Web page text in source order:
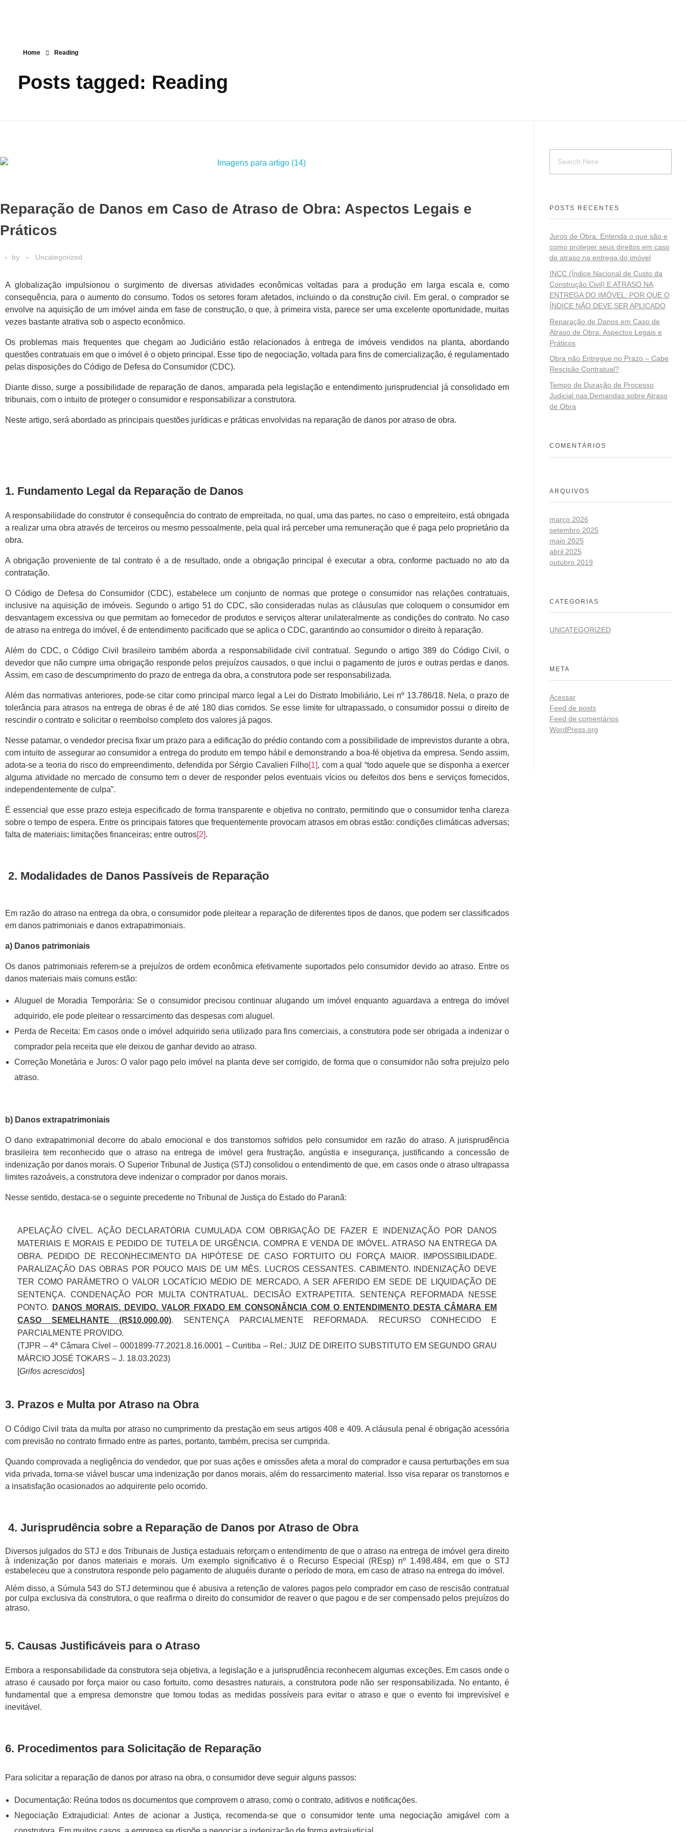
Home Reading
Posts tagged: Reading
Reparação de Danos em Caso de Atraso de Obra: Aspectos Legais e
Práticos
by Uncategorized
A globalização impulsionou o surgimento de diversas atividades econômicas voltadas para a produção em larga escala e, como
consequência, para o aumento do consumo. Todos os setores foram afetados, incluindo o da construção civil. Em geral, o comprador se
envolve na aquisição de um imóvel ainda em fase de construção, o que, à primeira vista, parece ser uma excelente oportunidade, muitas
vezes bastante atrativa sob o aspecto econômico.
Os problemas mais frequentes que chegam ao Judiciário estão relacionados à entrega de imóveis vendidos na planta, abordando
questões contratuais em que o imóvel é o objeto principal. Esse tipo de negociação, voltada para fins de comercialização, é regulamentado
pelas disposições do Código de Defesa do Consumidor (CDC).
Diante disso, surge a possibilidade de reparação de danos, amparada pela legislação e entendimento jurisprudencial já consolidado em
tribunais, com o intuito de proteger o consumidor e responsabilizar a construtora.
Neste artigo, será abordado as principais questões jurídicas e práticas envolvidas na reparação de danos por atraso de obra.
1. Fundamento Legal da Reparação de Danos
A responsabilidade do construtor é consequência do contrato de empreitada, no qual, uma das partes, no caso o empreiteiro, está obrigada
a realizar uma obra através de terceiros ou mesmo pessoalmente, pela qual irá perceber uma remuneração que é paga pelo proprietário da
obra.
A obrigação proveniente de tal contrato é a de resultado, onde a obrigação principal é executar a obra, conforme pactuado no ato da
contratação.
O Código de Defesa do Consumidor (CDC), estabelece um conjunto de normas que protege o consumidor nas relações contratuais,
inclusive na aquisição de imóveis. Segundo o artigo 51 do CDC, são consideradas nulas as cláusulas que coloquem o consumidor em
desvantagem excessiva ou que permitam ao fornecedor de produtos e serviços alterar unilateralmente as condições do contrato. No caso
de atraso na entrega do imóvel, é de entendimento pacificado que se aplica o CDC, garantindo ao consumidor o direito à reparação.
Além do CDC, o Código Civil brasileiro também aborda a responsabilidade civil contratual. Segundo o artigo 389 do Código Civil, o
devedor que não cumpre uma obrigação responde pelos prejuízos causados, o que inclui o pagamento de juros e outras perdas e danos.
Assim, em caso de descumprimento do prazo de entrega da obra, a construtora pode ser responsabilizada.
Além das normativas anteriores, pode-se citar como principal marco legal a Lei do Distrato Imobiliário, Lei nº 13.786/18. Nela, o prazo de
tolerância para atrasos na entrega de obras é de até 180 dias corridos. Se esse limite for ultrapassado, o consumidor possui o direito de
rescindir o contrato e solicitar o reembolso completo dos valores já pagos.
Nesse patamar, o vendedor precisa fixar um prazo para a edificação do prédio contando com a possibilidade de imprevistos durante a obra,
com intuito de assegurar ao consumidor a entrega do produto em tempo hábil e demonstrando a boa-fé objetiva da empresa. Sendo assim,
adota-se a teoria do risco do empreendimento, defendida por Sérgio Cavalieri Filho[1], com a qual “todo aquele que se disponha a exercer
alguma atividade no mercado de consumo tem o dever de responder pelos eventuais vícios ou defeitos dos bens e serviços fornecidos,
independentemente de culpa”.
É essencial que esse prazo esteja especificado de forma transparente e objetiva no contrato, permitindo que o consumidor tenha clareza
sobre o tempo de espera. Entre os principais fatores que frequentemente provocam atrasos em obras estão: condições climáticas adversas;
falta de materiais; limitações financeiras; entre outros[2].
2. Modalidades de Danos Passíveis de Reparação
Em razão do atraso na entrega da obra, o consumidor pode pleitear a reparação de diferentes tipos de danos, que podem ser classificados
em danos patrimoniais e danos extrapatrimoniais.
a) Danos patrimoniais
Os danos patrimoniais referem-se a prejuízos de ordem econômica efetivamente suportados pelo consumidor devido ao atraso. Entre os
danos materiais mais comuns estão:
Aluguel de Moradia Temporária: Se o consumidor precisou continuar alugando um imóvel enquanto aguardava a entrega do imóvel
adquirido, ele pode pleitear o ressarcimento das despesas com aluguel.
Perda de Receita: Em casos onde o imóvel adquirido seria utilizado para fins comerciais, a construtora pode ser obrigada a indenizar o
comprador pela receita que ele deixou de ganhar devido ao atraso.
Correção Monetária e Juros: O valor pago pelo imóvel na planta deve ser corrigido, de forma que o consumidor não sofra prejuízo pelo
atraso.
b) Danos extrapatrimoniais
O dano extrapatrimonial decorre do abalo emocional e dos transtornos sofridos pelo consumidor em razão do atraso. A jurisprudência
brasileira tem reconhecido que o atraso na entrega de imóvel gera frustração, angústia e insegurança, justificando a concessão de
indenização por danos morais. O Superior Tribunal de Justiça (STJ) consolidou o entendimento de que, em casos onde o atraso ultrapassa
limites razoáveis, a construtora deve indenizar o comprador por danos morais.
Nesse sentido, destaca-se o seguinte precedente no Tribunal de Justiça do Estado do Paranã:
APELAÇÃO CÍVEL. AÇÃO DECLARATÓRIA CUMULADA COM OBRIGAÇÃO DE FAZER E INDENIZAÇÃO POR DANOS
MATERIAIS E MORAIS E PEDIDO DE TUTELA DE URGÊNCIA. COMPRA E VENDA DE IMÓVEL. ATRASO NA ENTREGA DA
OBRA. PEDIDO DE RECONHECIMENTO DA HIPÓTESE DE CASO FORTUITO OU FORÇA MAIOR. IMPOSSIBILIDADE.
PARALIZAÇÃO DAS OBRAS POR POUCO MAIS DE UM MÊS. LUCROS CESSANTES. CABIMENTO. INDENIZAÇÃO DEVE
TER COMO PARÂMETRO O VALOR LOCATÍCIO MÉDIO DE MERCADO, A SER AFERIDO EM SEDE DE LIQUIDAÇÃO DE
SENTENÇA. CONDENAÇÃO POR MULTA CONTRATUAL. DECISÃO EXTRAPETITA. SENTENÇA REFORMADA NESSE
PONTO.
DANOS MORAIS. DEVIDO. VALOR FIXADO EM CONSONÂNCIA COM O ENTENDIMENTO DESTA CÂMARA EM
CASO SEMELHANTE (R$10.000,00). SENTENÇA PARCIALMENTE REFORMADA. RECURSO CONHECIDO E
PARCIALMENTE PROVIDO.
(TJPR – 4ª Câmara Cível – 0001899-77.2021.8.16.0001 – Curitiba – Rel.: JUIZ DE DIREITO SUBSTITUTO EM SEGUNDO GRAU
MÁRCIO JOSÉ TOKARS – J. 18.03.2023)
[Grifos acrescidos]
3. Prazos e Multa por Atraso na Obra
O Código Civil trata da multa por atraso no cumprimento da prestação em seus artigos 408 e 409. A cláusula penal é obrigação acessória
com previsão no contrato firmado entre as partes, portanto, também, precisa ser cumprida.
Quando comprovada a negligência do vendedor, que por suas ações e omissões afeta a moral do comprador e causa perturbações em sua
vida privada, torna-se viável buscar uma indenização por danos morais, além do ressarcimento material. Isso visa reparar os transtornos e
a insatisfação ocasionados ao adquirente pelo ocorrido.
4. Jurisprudência sobre a Reparação de Danos por Atraso de Obra
Diversos julgados do STJ e dos Tribunais de Justiça estaduais reforçam o entendimento de que o atraso na entrega de imóvel gera direito
à indenização por danos materiais e morais. Um exemplo significativo é o Recurso Especial (REsp) nº 1.498.484, em que o STJ
estabeleceu que a construtora responde pelo pagamento de aluguéis durante o período de mora, em caso de atraso na entrega do imóvel.
Além disso, a Súmula 543 do STJ determinou que é abusiva a retenção de valores pagos pelo comprador em caso de rescisão contratual
por culpa exclusiva da construtora, o que reafirma o direito do consumidor de reaver o que pagou e de ser compensado pelos prejuízos do
atraso.
5. Causas Justificáveis para o Atraso
Embora a responsabilidade da construtora seja objetiva, a legislação e a jurisprudência reconhecem algumas exceções. Em casos onde o
atraso é causado por força maior ou caso fortuito, como desastres naturais, a construtora pode não ser responsabilizada. No entanto, é
fundamental que a empresa demonstre que tomou todas as medidas possíveis para evitar o atraso e que o evento foi imprevisível e
inevitável.
6. Procedimentos para Solicitação de Reparação
Para solicitar a reparação de danos por atraso na obra, o consumidor deve seguir alguns passos:
Documentação: Reúna todos os documentos que comprovem o atraso, como o contrato, aditivos e notificações.
Negociação Extrajudicial: Antes de acionar a Justiça, recomenda-se que o consumidor tente uma negociação amigável com a
POSTS RECENTES
Juros de Obra: Entenda o que são e
como proteger seus direitos em caso
de atraso na entrega do imóvel
INCC (Índice Nacional de Custo da
Construção Civil) E ATRASO NA
ENTREGA DO IMÓVEL: POR QUE O
ÍNDICE NÃO DEVE SER APLICADO
Reparação de Danos em Caso de
Atraso de Obra: Aspectos Legais e
Práticos
Obra não Entregue no Prazo – Cabe
Rescisão Contratual?
Tempo de Duração de Processo
Judicial nas Demandas sobre Atraso
de Obra
COMENTÁRIOS
ARQUIVOS
março 2026
setembro 2025
maio 2025
abril 2025
outubro 2019
CATEGORIAS
UNCATEGORIZED
META
Acessar
Feed de posts
Feed de comentários
WordPress.org